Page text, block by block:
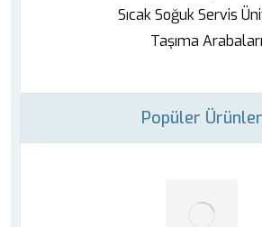
Sıcak Soğuk Servis
Taşıma Arabaları
Popüler Ürünler